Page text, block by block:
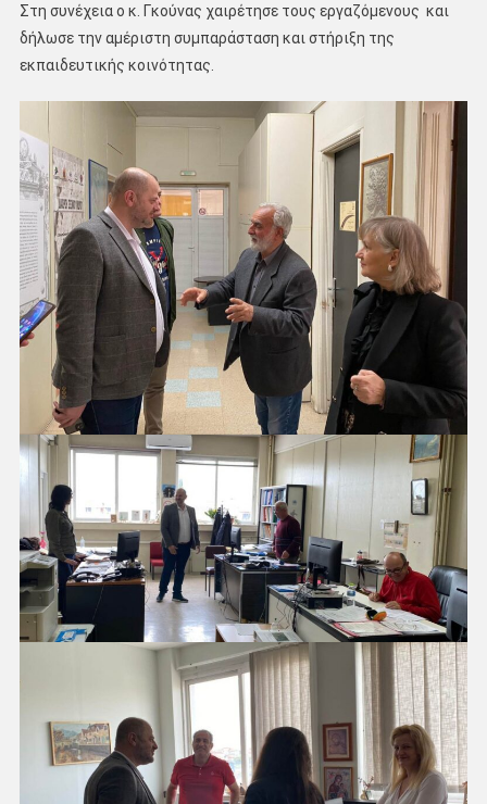
Στη συνέχεια ο κ. Γκούνας χαιρέτησε τους εργαζόμενους και
δήλωσε την αμέριστη συμπαράσταση και στήριξη της
εκπαιδευτικής κοινότητας.